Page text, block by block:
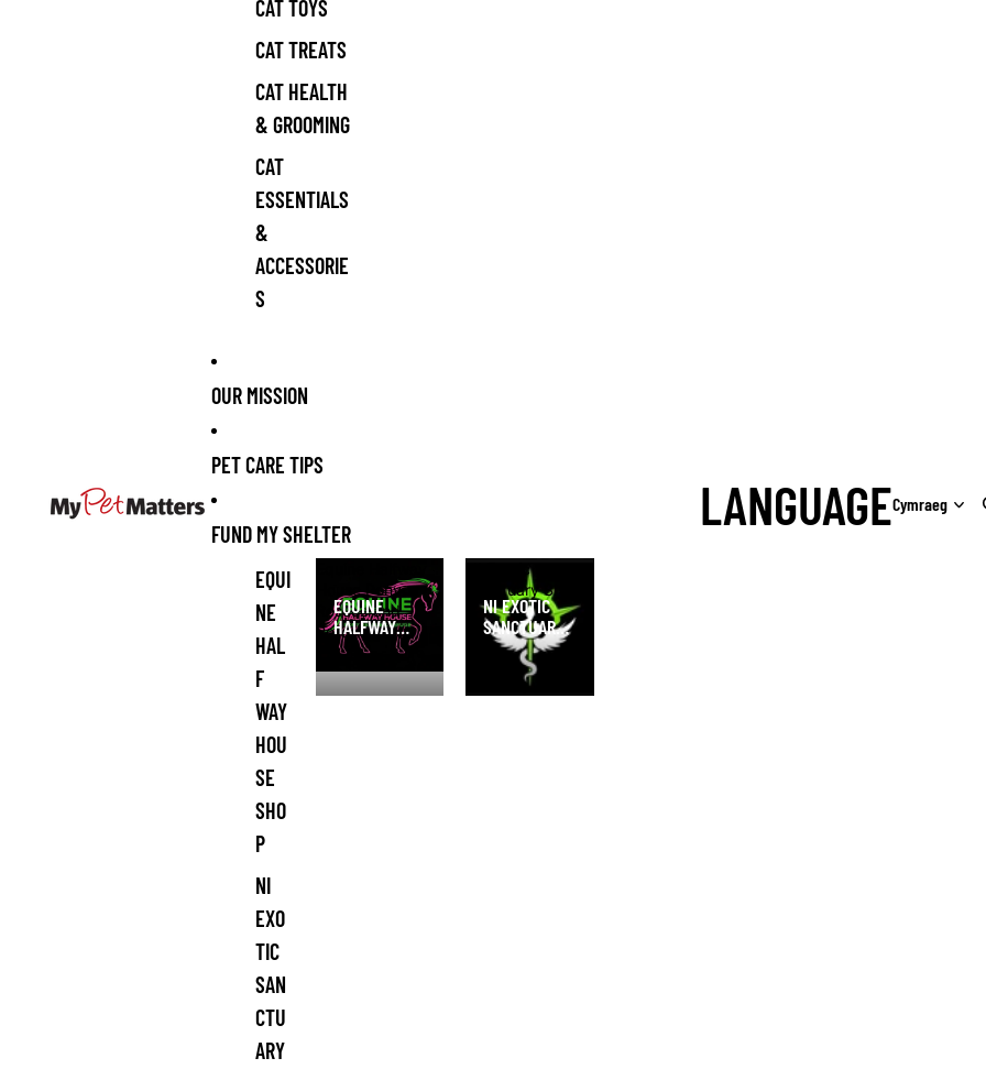
CAT TOYS
CAT TREATS
CAT HEALTH
& GROOMING
CAT
ESSENTIALS
&
ACCESSORIE
S
OUR MISSION
PET CARE TIPS
FUND MY SHELTER
EQUI
NE
HAL
F
WAY
HOU
SE
SHO
P
NI
EXO
TIC
SAN
CTU
ARY
House Pony
Rescue and
Refuge Shop
EQUINE
HALFWAY
HOUSE PONY
RESCUE AND
REFUGE
NI Exotic
Sanctuary Shop
NI EXOTIC
SANCTUARY
SHOP
LANGUAGE